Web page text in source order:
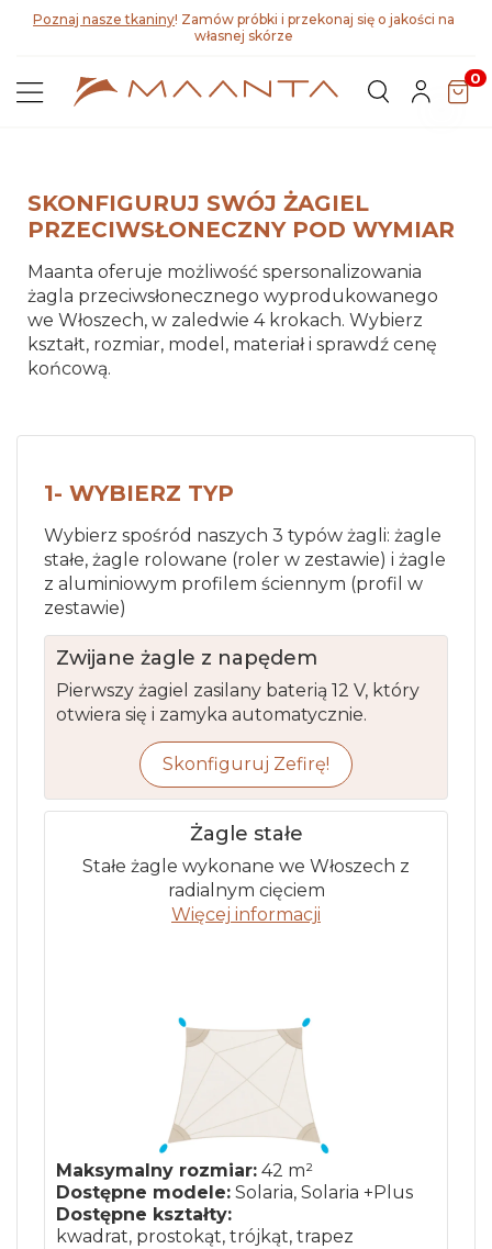
Poznaj nasze tkaniny! Zamów próbki i przekonaj się o jakości na
własnej skórze
0
SKONFIGURUJ SWÓJ ŻAGIEL
PRZECIWSŁONECZNY POD WYMIAR
Maanta oferuje możliwość spersonalizowania
żagla przeciwsłonecznego wyprodukowanego
we Włoszech, w zaledwie 4 krokach. Wybierz
kształt, rozmiar, model, materiał i sprawdź cenę
końcową.
1- WYBIERZ TYP
Wybierz spośród naszych 3 typów żagli: żagle
stałe, żagle rolowane (roler w zestawie) i żagle
z aluminiowym profilem ściennym (profil w
zestawie)
Zwijane żagle z napędem
Pierwszy żagiel zasilany baterią 12 V, który
otwiera się i zamyka automatycznie.
Skonfiguruj Zefirę!
Żagle stałe
Stałe żagle wykonane we Włoszech z
radialnym cięciem
Więcej informacji
Maksymalny rozmiar: 42 m²
Dostępne modele: Solaria, Solaria +Plus
Dostępne kształty:
kwadrat, prostokąt, trójkąt, trapez